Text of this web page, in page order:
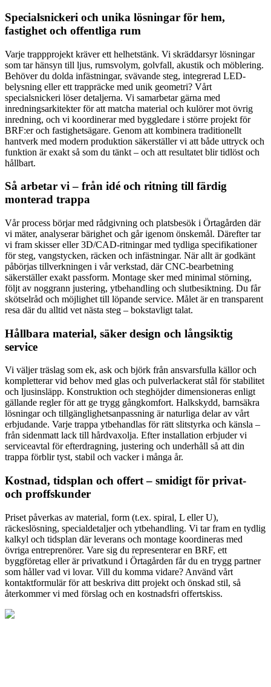
Specialsnickeri och unika lösningar för hem,
fastighet och offentliga rum
Varje trappprojekt kräver ett helhetstänk. Vi skräddarsyr lösningar
som tar hänsyn till ljus, rumsvolym, golvfall, akustik och möblering.
Behöver du dolda infästningar, svävande steg, integrerad LED-
belysning eller ett trappräcke med unik geometri? Vårt
specialsnickeri löser detaljerna. Vi samarbetar gärna med
inredningsarkitekter för att matcha material och kulörer mot övrig
inredning, och vi koordinerar med byggledare i större projekt för
BRF:er och fastighetsägare. Genom att kombinera traditionellt
hantverk med modern produktion säkerställer vi att både uttryck och
funktion är exakt så som du tänkt – och att resultatet blir tidlöst och
hållbart.
Så arbetar vi – från idé och ritning till färdig
monterad trappa
Vår process börjar med rådgivning och platsbesök i Örtagården där
vi mäter, analyserar bärighet och går igenom önskemål. Därefter tar
vi fram skisser eller 3D/CAD-ritningar med tydliga specifikationer
för steg, vangstycken, räcken och infästningar. När allt är godkänt
påbörjas tillverkningen i vår verkstad, där CNC-bearbetning
säkerställer exakt passform. Montage sker med minimal störning,
följt av noggrann justering, ytbehandling och slutbesiktning. Du får
skötselråd och möjlighet till löpande service. Målet är en transparent
resa där du alltid vet nästa steg – bokstavligt talat.
Hållbara material, säker design och långsiktig
service
Vi väljer träslag som ek, ask och björk från ansvarsfulla källor och
kompletterar vid behov med glas och pulverlackerat stål för stabilitet
och ljusinsläpp. Konstruktion och steghöjder dimensioneras enligt
gällande regler för att ge trygg gångkomfort. Halkskydd, barnsäkra
lösningar och tillgänglighetsanpassning är naturliga delar av vårt
erbjudande. Varje trappa ytbehandlas för rätt slitstyrka och känsla –
från sidenmatt lack till hårdvaxolja. Efter installation erbjuder vi
serviceavtal för efterdragning, justering och underhåll så att din
trappa förblir tyst, stabil och vacker i många år.
Kostnad, tidsplan och offert – smidigt för privat-
och proffskunder
Priset påverkas av material, form (t.ex. spiral, L eller U),
räckeslösning, specialdetaljer och ytbehandling. Vi tar fram en tydlig
kalkyl och tidsplan där leverans och montage koordineras med
övriga entreprenörer. Vare sig du representerar en BRF, ett
byggföretag eller är privatkund i Örtagården får du en trygg partner
som håller vad vi lovar. Vill du komma vidare? Använd vårt
kontaktformulär för att beskriva ditt projekt och önskad stil, så
återkommer vi med förslag och en kostnadsfri offertskiss.